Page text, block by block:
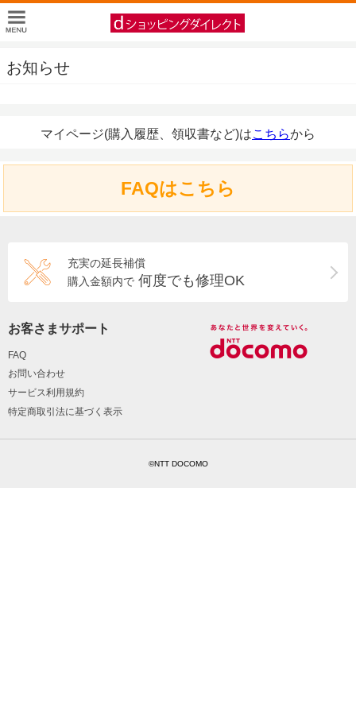
お知らせ
マイページ(購入履歴、領収書など)はこちらから
FAQはこちら
充実の延長補償
購入金額内で 何度でも修理OK
お客さまサポート
FAQ
お問い合わせ
サービス利用規約
特定商取引法に基づく表示
©NTT DOCOMO